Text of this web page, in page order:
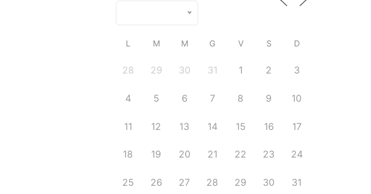
L M M G V S D
28 29 30 31 1 2 3
4 5 6 7 8 9 10
11 12 13 14 15 16 17
18 19 20 21 22 23 24
25 26 27 28 29 30 31